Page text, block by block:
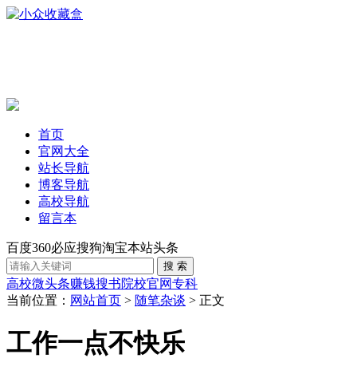
首页
官网大全
站长导航
博客导航
高校导航
留言本
百度360必应搜狗淘宝本站头条
高校微头条赚钱搜书院校官网专科
当前位置： 网站首页 > 随笔杂谈 > 正文
工作一点不快乐